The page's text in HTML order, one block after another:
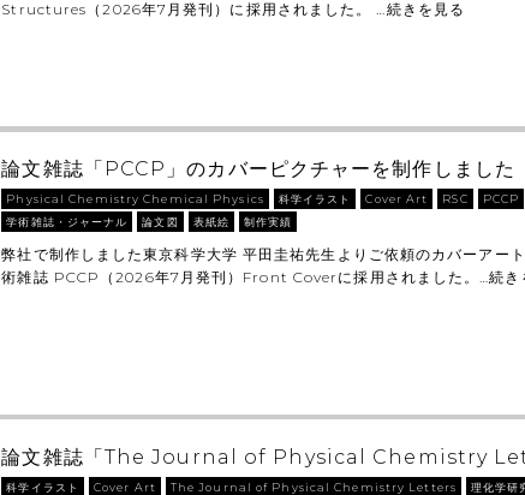
Structures（2026年7月発刊）に採用されました。 … 続きを見る
論文雑誌「PCCP」のカバーピクチャーを制作しました
Physical Chemistry Chemical Physics 科学イラスト Cover Art RSC PCCP
学術雑誌・ジャーナル
論文図 表紙絵 制作実績
弊社で制作しました東京科学大学 平田圭祐先生よりご依頼のカバーアー
術雑誌 PCCP（2026年7月発刊）Front Coverに採用されました。…続き
論文雑誌「The Journal of Physical Chemistry
科学イラスト Cover Art The Journal of Physical Chemistry Letters 理化学研